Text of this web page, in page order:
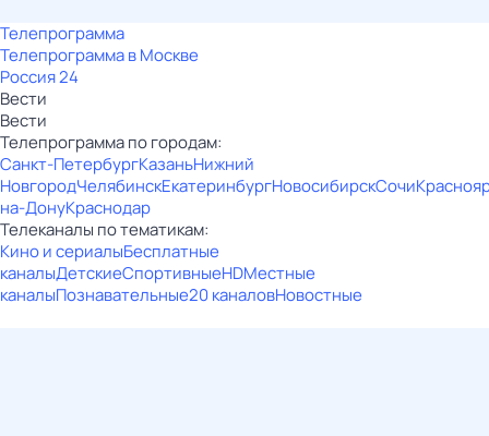
Телепрограмма
Телепрограмма в Москве
Россия 24
Вести
Вести
Телепрограмма по городам:
Санкт-ПетербургКазаньНижний
НовгородЧелябинскЕкатеринбургНовосибирскСочи
на-ДонуКраснодар
Телеканалы по тематикам:
Кино и сериалыБесплатные
каналыДетскиеСпортивныеHDМестные
каналыПознавательные20 каналовНовостные